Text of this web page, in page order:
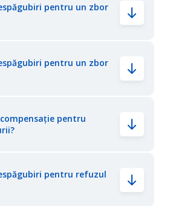
pentru un zbor
pentru un zbor
pentru
pentru refuzul